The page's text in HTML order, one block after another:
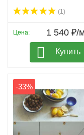
(1)
Цена: 1 540 ₽/
Купить
-33%